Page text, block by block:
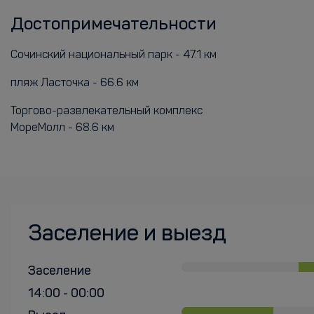
Достопримечательности
Сочинский национальный парк - 47.1 км
пляж Ласточка - 66.6 км
Торгово-развлекательный комплекс
МореМолл - 68.6 км
Заселение и выезд
Заселение
14:00 - 00:00